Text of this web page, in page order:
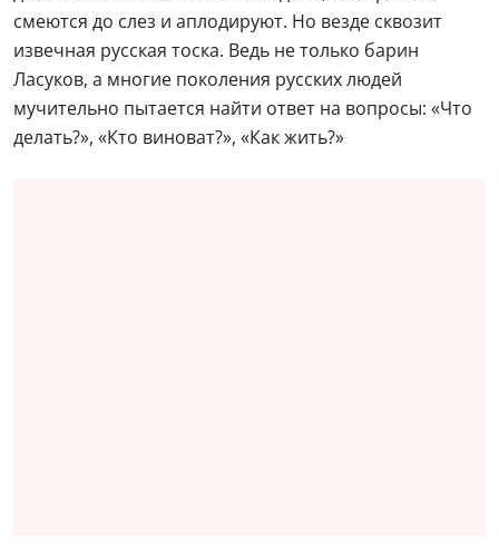
смеются до слез и аплодируют. Но везде сквозит
извечная русская тоска. Ведь не только барин
Ласуков, а многие поколения русских людей
мучительно пытается найти ответ на вопросы: «Что
делать?», «Кто виноват?», «Как жить?»